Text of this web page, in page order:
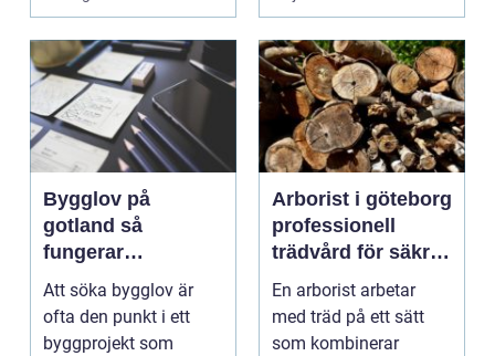
Bygglov på
gotland så
fungerar
processen från idé
till godkänt beslut
Att söka bygglov är
ofta den punkt i ett
byggprojekt som
Arborist i göteborg
professionell
trädvård för säkra
och friska träd
En arborist arbetar
med träd på ett sätt
som kombinerar